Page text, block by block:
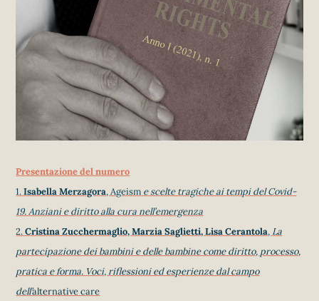
Presentazione del numero
1.Isabella Merzagora, Ageism e scelte tragiche ai tempi del Covid-
19. Anziani e diritto alla cura nell’emergenza
2.Cristina Zucchermaglio, Marzia Saglietti, Lisa Cerantola,La
partecipazione dei bambini e delle bambine come diritto, processo,
pratica e forma. Voci, riflessioni ed esperienze dal campo
dell’alternative care